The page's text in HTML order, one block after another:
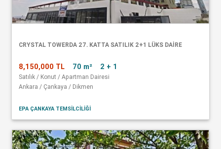
CRYSTAL TOWERDA 27. KATTA SATILIK 2+1 LÜKS DAİRE
8,150,000 TL 70 m² 2 + 1
Satılık / Konut / Apartman Dairesi
Ankara / Çankaya / Dikmen
EPA ÇANKAYA TEMSİLCİLİĞİ